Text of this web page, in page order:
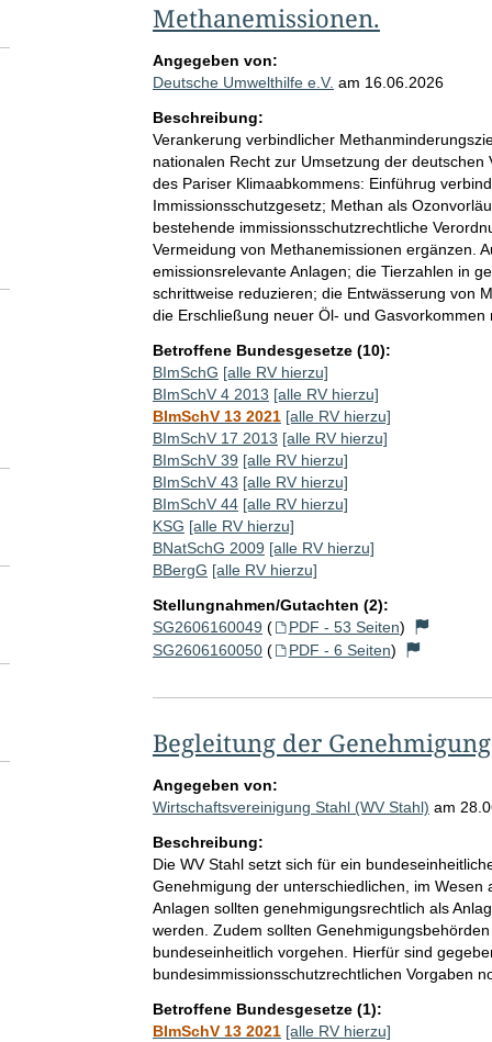
Methanemissionen.
Angegeben von:
Deutsche Umwelthilfe e.V. am 16.06.2026
Beschreibung:
Verankerung verbindlicher
nationalen Recht zur Umsetzung der
des Pariser Klimaabkommens: Einführug
Immissionsschutzgesetz; Methan als
bestehende immissionsschutzrechtliche
Vermeidung von Methanemissionen ergänzen.
emissionsrelevante Anlagen; die Tierzahlen in
schrittweise reduzieren; die Entwässerung von
die Erschließung neuer Öl- und Gasvorkommen
Betroffene Bundesgesetze (10):
BImSchG [alle RV hierzu]
BImSchV 4 2013 [alle RV hierzu]
BImSchV 13 2021 [alle RV hierzu]
BImSchV 17 2013 [alle RV hierzu]
BImSchV 39 [alle RV hierzu]
BImSchV 43 [alle RV hierzu]
BImSchV 44 [alle RV hierzu]
KSG [alle RV hierzu]
BNatSchG 2009 [alle RV hierzu]
BBergG [alle RV hierzu]
Stellungnahmen/Gutachten (2):
SG2606160049 ( PDF - 53 Seiten)
SG2606160050( PDF - 6 Seiten)
Begleitung der
Angegeben von:
Wirtschaftsvereinigung Stahl (WV Stahl) am
Beschreibung:
Die WV Stahl setzt sich für ein
Genehmigung der unterschiedlichen, im
Anlagen sollten genehmigungsrechtlich als
werden. Zudem sollten
bundeseinheitlich vorgehen. Hierfür sind
bundesimmissionsschutzrechtlichen Vorgaben
Betroffene Bundesgesetze (1):
BImSchV 13 2021 [alle RV hierzu]